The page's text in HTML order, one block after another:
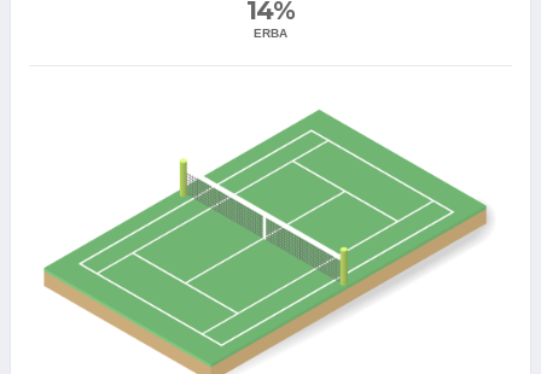
14%
ERBA